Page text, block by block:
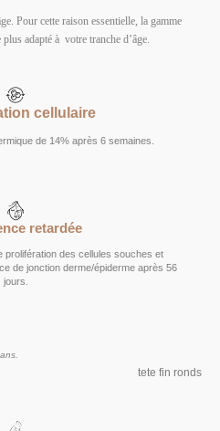
Pour cette raison essentielle, la gamme
adapté à votre tranche d’âge.
cellulaire
de 14% après 6 semaines.
retardée
prolifération des cellules souches et
de jonction derme/épiderme après 56
jours.